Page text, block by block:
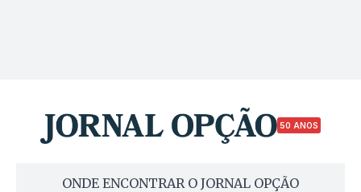
50 ANOS
ONDE ENCONTRAR O JORNAL OPÇÃO